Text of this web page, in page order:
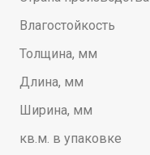
Влагостойкость
Толщина, мм
Длина, мм
Ширина, мм
кв.м. в упаковке